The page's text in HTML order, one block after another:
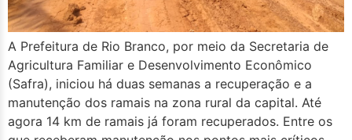
A Prefeitura de Rio Branco, por meio da Secretaria de
Agricultura Familiar e Desenvolvimento Econômico
(Safra), iniciou há duas semanas a recuperação e a
manutenção dos ramais na zona rural da capital. Até
agora 14 km de ramais já foram recuperados. Entre os